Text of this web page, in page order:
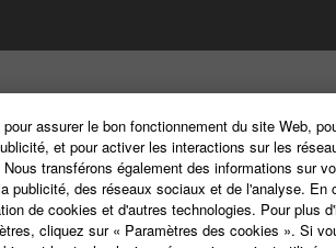
assurer le bon fonctionnement du site Web,
et pour activer les interactions sur les
transférons également des informations sur
publicité, des réseaux sociaux et de l'analyse. En
de cookies et d'autres technologies. Pour plus
cliquez sur « Paramètres des cookies ». Si